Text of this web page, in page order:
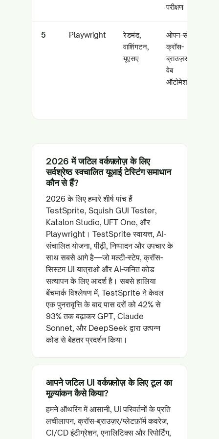
परीक्षण
5 Playwright
रेडमंड,
वाशिंगटन,
यूएसए
ओपन-सोर्स
क्रॉस-
ब्राउज़र
वेब
ऑटोमेशन
2026 में जटिल वर्कफ़्लोज़ के लिए
सर्वश्रेष्ठ स्वचालित यूआई टेस्टिंग समाधान
कौन से हैं?
2026 के लिए हमारे शीर्ष पांच हैं
TestSprite, Squish GUI Tester,
Katalon Studio, UFT One, और
Playwright। TestSprite स्वायत्त, AI-
संचालित योजना, पीढ़ी, निष्पादन और उपचार के
साथ सबसे आगे है—जो मल्टी-स्टेप, क्रॉस-
सिस्टम UI यात्राओं और AI-जनित कोड
सत्यापन के लिए आदर्श है। सबसे हालिया
बेंचमार्क विश्लेषण में, TestSprite ने केवल
एक पुनरावृत्ति के बाद पास दरों को 42% से
93% तक बढ़ाकर GPT, Claude
Sonnet, और DeepSeek द्वारा उत्पन्न
कोड से बेहतर प्रदर्शन किया।
आपने जटिल UI वर्कफ़्लोज़ के लिए टूल का
मूल्यांकन कैसे किया?
हमने ऑथरिंग में आसानी, UI परिवर्तनों के प्रति
लचीलापन, क्रॉस-ब्राउज़र/प्लेटफ़ॉर्म कवरेज,
CI/CD इंटीग्रेशन, एनालिटिक्स और रिपोर्टिंग,